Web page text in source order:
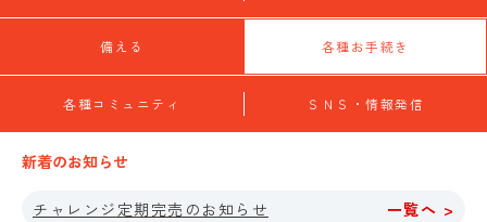
備える 各種お手続き
各種コミュニティ ＳＮＳ・情報発信
新着のお知らせ
チャレンジ定期完売のお知らせ 一覧へ >